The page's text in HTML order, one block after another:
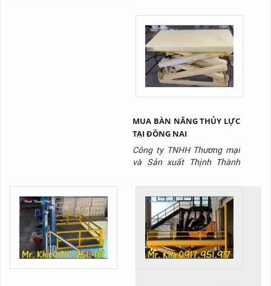
sàn nâng thủy lưc.
MUA BÀN NÂNG THỦY LỰC
TẠI ĐỒNG NAI
Công ty TNHH Thương mại
và Sản xuất Thịnh Thành
xuất dòng sản phẩm bàn
nâng thủy lực chất lượng
nhất trên thị trường hiện
nay.